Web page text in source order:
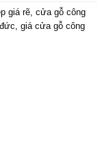
giá rẽ ,cửa gỗ công
,giá cửa gỗ công